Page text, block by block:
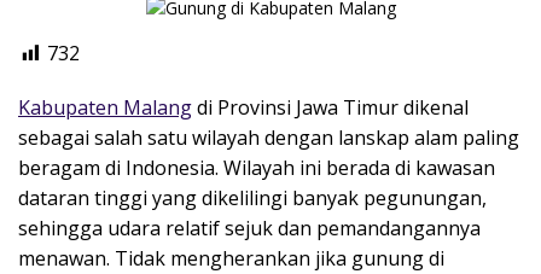
732
Kabupaten Malangdi Provinsi Jawa Timurdikenal
sebagai salah satu wilayah dengan lanskap alam paling
beragam di Indonesia. Wilayah ini berada di kawasan
dataran tinggi yang dikelilingi banyak pegunungan,
sehingga udara relatif sejuk dan pemandangannya
menawan. Tidak mengherankan jika gunung di